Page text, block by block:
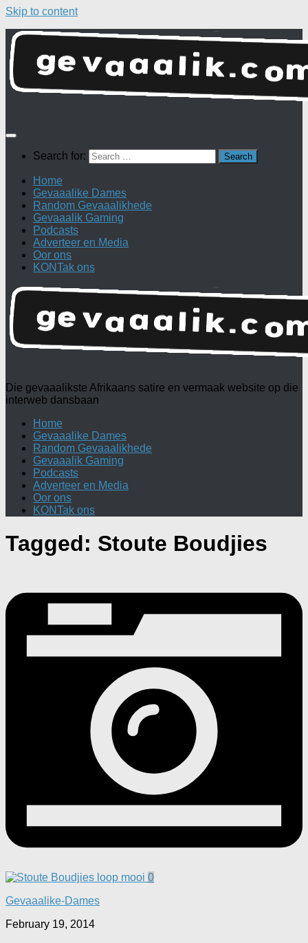
Skip to content
Search for:
Home
Gevaaalike Dames
Random Gevaaalikhede
Gevaaalik Gaming
Podcasts
Adverteer en Media
Oor ons
KONTak ons
Die gevaaalikste Afrikaans satire en vermaak website op die
interweb dansbaan
Home
Gevaaalike Dames
Random Gevaaalikhede
Gevaaalik Gaming
Podcasts
Adverteer en Media
Oor ons
KONTak ons
Tagged: Stoute Boudjies
0
Gevaaalike-Dames
February 19, 2014